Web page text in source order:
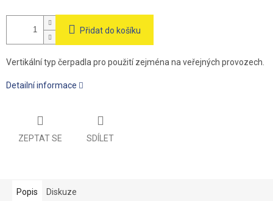
Přidat do košíku
Vertikální typ čerpadla pro použití zejména na veřejných provozech.
Detailní informace
ZEPTAT SE SDÍLET
Popis Diskuze